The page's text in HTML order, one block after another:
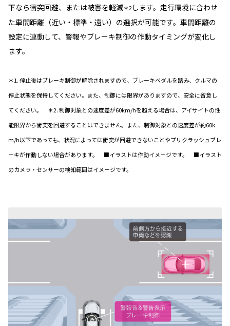
下なら衝突回避、または被害を軽減＊2します。走行環境に合わせ
た車間距離（近い・標準・遠い）の選択が可能です。車間距離の
設定に連動して、警報やブレーキ制御の作動タイミングが変化し
ます。
＊1. 停止後はブレーキ制御が解除されますので、ブレーキペダルを踏み、クルマの
停止状態を保持してください。また、制御には限界がありますので、安全に留意し
てください。 ＊2. 制御対象との速度差が60km/hを超える場合は、アイサイトの性
能限界から衝突を回避することはできません。また、制御対象との速度差が約60k
m/h以下であっても、状況によっては衝突が回避できないことやプリクラッシュブレ
ーキが作動しない場合があります。 ■イラストは作動イメージです。 ■イラスト
のカメラ・センサーの検知範囲はイメージです。